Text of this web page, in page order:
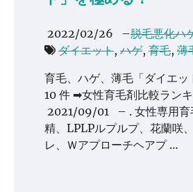
2022/02/26 –脱毛悪化ハ
ダイエット, ハゲ, 育毛, 薄
育毛、ハゲ、薄毛「ダイエッ
10 件 ➡女性育毛剤比較ラン
2021/09/01 – . 女性専用育
精、LPLPルプルプ、花蘭咲
レ、Ｗアプローチヘアプ …